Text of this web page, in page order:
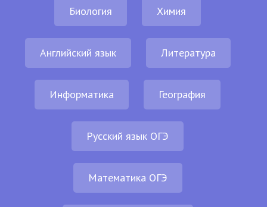
Биология Химия
Английский язык Литература
Информатика География
Русский язык ОГЭ
Математика ОГЭ